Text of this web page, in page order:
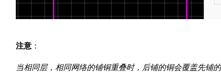
注意 ：
当相同层，相同网络的铺铜重叠时，后铺的铜会覆盖先铺